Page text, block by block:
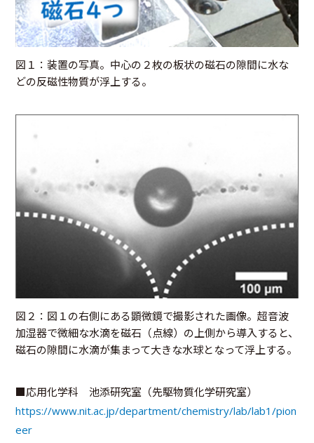
図１：装置の写真。中心の２枚の板状の磁石の隙間に水な
どの反磁性物質が浮上する。
図２：図１の右側にある顕微鏡で撮影された画像。超音波
加湿器で微細な水滴を磁石（点線）の上側から導入すると、
磁石の隙間に水滴が集まって大きな水球となって浮上する。
■応用化学科 池添研究室（先駆物質化学研究室）
https://www.nit.ac.jp/department/chemistry/lab/lab1/pion
eer